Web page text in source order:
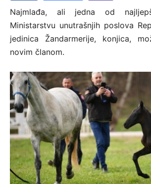
Najmlađa, ali jedna od
Ministarstvu unutrašnjih poslova
jedinica Žandarmerije, konjica,
novim članom.